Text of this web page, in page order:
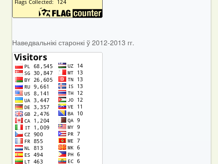
Наведвальнікі старонкі ў 2012-2013 гг.